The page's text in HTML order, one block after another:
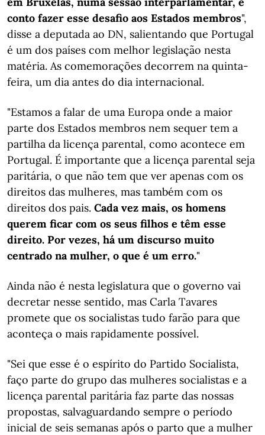
conto fazer esse desafio aos Estados membros",
disse a deputada ao DN, salientando que Portugal
é um dos países com melhor legislação nesta
matéria. As comemorações decorrem na quinta-
feira, um dia antes do dia internacional.
"Estamos a falar de uma Europa onde a maior
parte dos Estados membros nem sequer tem a
partilha da licença parental, como acontece em
Portugal. É importante que a licença parental seja
paritária, o que não tem que ver apenas com os
direitos das mulheres, mas também com os
direitos dos pais. Cada vez mais, os homens
querem ficar com os seus filhos e têm esse
direito. Por vezes, há um discurso muito
centrado na mulher, o que é um erro."
Ainda não é nesta legislatura que o governo vai
decretar nesse sentido, mas Carla Tavares
promete que os socialistas tudo farão para que
aconteça o mais rapidamente possível.
"Sei que esse é o espírito do Partido Socialista,
faço parte do grupo das mulheres socialistas e a
licença parental paritária faz parte das nossas
propostas, salvaguardando sempre o período
inicial de seis semanas após o parto que a mulher